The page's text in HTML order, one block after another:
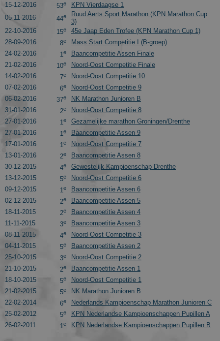
15-12-2016
53e
KPN Vierdaagse 1
05-11-2016
44e
Ruud Aerts Sport Marathon (KPN Marathon Cup
3)
22-10-2016
15e
45e Jaap Eden Trofee (KPN Marathon Cup 1)
28-09-2016
8e
Mass Start Competitie I (B-groep)
24-02-2016
1e
Baancompetitie Assen Finale
21-02-2016
10e
Noord-Oost Competitie Finale
14-02-2016
7e
Noord-Oost Competitie 10
07-02-2016
6e
Noord-Oost Competitie 9
06-02-2016
37e
NK Marathon Junioren B
31-01-2016
2e
Noord-Oost Competitie 8
27-01-2016
1e
Gezamelijke marathon Groningen/Drenthe
27-01-2016
1e
Baancompetitie Assen 9
17-01-2016
1e
Noord-Oost Competitie 7
13-01-2016
2e
Baancompetitie Assen 8
30-12-2015
4e
Gewestelijk Kampioenschap Drenthe
13-12-2015
5e
Noord-Oost Competitie 6
09-12-2015
1e
Baancompetitie Assen 6
02-12-2015
2e
Baancompetitie Assen 5
18-11-2015
2e
Baancompetitie Assen 4
11-11-2015
3e
Baancompetitie Assen 3
08-11-2015
4e
Noord-Oost Competitie 3
04-11-2015
5e
Baancompetitie Assen 2
25-10-2015
3e
Noord-Oost Competitie 2
21-10-2015
2e
Baancompetitie Assen 1
18-10-2015
5e
Noord-Oost Competitie 1
21-02-2015
5e
NK Marathon Junioren B
22-02-2014
6e
Nederlands Kampioenschap Marathon Junioren C
25-02-2012
5e
KPN Nederlandse Kampioenschappen Pupillen A
26-02-2011
1e KPN Nederlandse Kampioenschappen Pupillen B
_ga_FJW480MXR8
maand
used by
Google
Aanbieder/
Domein
_gat_gtag_UA_2799470_1 .schaatspeloton.nl